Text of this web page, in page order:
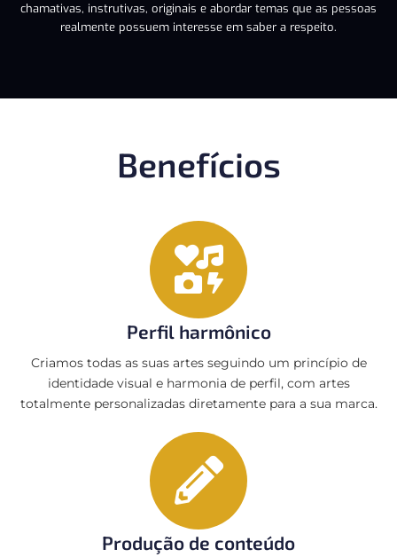
chamativas, instrutivas, originais e abordar temas que as pessoas
realmente possuem interesse em saber a respeito.
Benefícios
Perfil harmônico
Criamos todas as suas artes seguindo um princípio de
identidade visual e harmonia de perfil, com artes
totalmente personalizadas diretamente para a sua marca.
Produção de conteúdo